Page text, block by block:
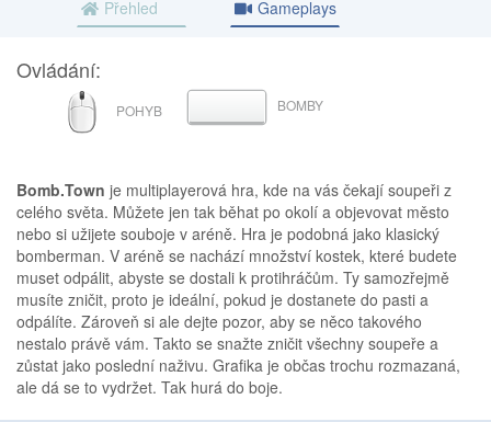
Přehled
Gameplays
Ovládání:
MYŠ
POHYB MEZERNÍKBOMBY
Bomb.Town je multiplayerová hra, kde na vás čekají soupeři z
celého světa. Můžete jen tak běhat po okolí a objevovat město
nebo si užijete souboje v aréně. Hra je podobná jako klasický
bomberman. V aréně se nachází množství kostek, které budete
muset odpálit, abyste se dostali k protihráčům. Ty samozřejmě
musíte zničit, proto je ideální, pokud je dostanete do pasti a
odpálíte. Zároveň si ale dejte pozor, aby se něco takového
nestalo právě vám. Takto se snažte zničit všechny soupeře a
zůstat jako poslední naživu. Grafika je občas trochu rozmazaná,
ale dá se to vydržet. Tak hurá do boje.